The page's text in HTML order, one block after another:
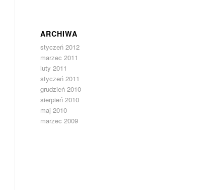
ARCHIWA
styczeń 2012
marzec 2011
luty 2011
styczeń 2011
grudzień 2010
sierpień 2010
maj 2010
marzec 2009